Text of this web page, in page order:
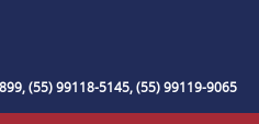
(55) 99118-5145, (55) 99119-9065